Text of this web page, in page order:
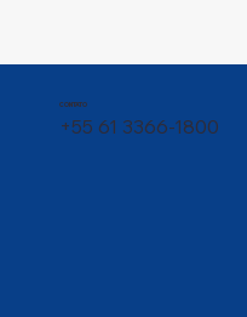
CONTATO
+55 61 3366-1800